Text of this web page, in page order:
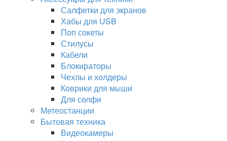
Салфетки для экранов
Хабы для USB
Поп сокеты
Стилусы
Кабели
Блокираторы
Чехлы и холдеры
Коврики для мыши
Для селфи
Метеостанции
Бытовая техника
Видеокамеры